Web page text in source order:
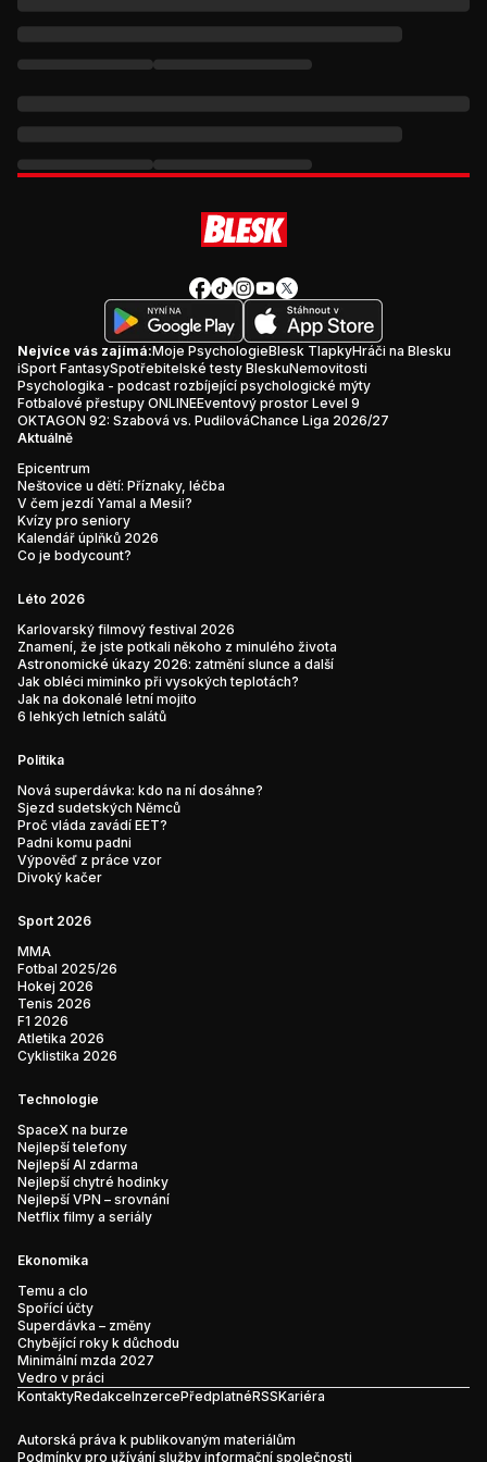
Nejvíce vás zajímá:Moje PsychologieBlesk TlapkyHráči na Blesku
iSport FantasySpotřebitelské testy BleskuNemovitosti
Psychologika - podcast rozbíjející psychologické mýty
Fotbalové přestupy ONLINEEventový prostor Level 9
OKTAGON 92: Szabová vs. PudilováChance Liga 2026/27
Aktuálně
Epicentrum
Neštovice u dětí: Příznaky, léčba
V čem jezdí Yamal a Mesii?
Kvízy pro seniory
Kalendář úplňků 2026
Co je bodycount?
Léto 2026
Karlovarský filmový festival 2026
Znamení, že jste potkali někoho z minulého života
Astronomické úkazy 2026: zatmění slunce a další
Jak obléci miminko při vysokých teplotách?
Jak na dokonalé letní mojito
6 lehkých letních salátů
Politika
Nová superdávka: kdo na ní dosáhne?
Sjezd sudetských Němců
Proč vláda zavádí EET?
Padni komu padni
Výpověď z práce vzor
Divoký kačer
Sport 2026
MMA
Fotbal 2025/26
Hokej 2026
Tenis 2026
F1 2026
Atletika 2026
Cyklistika 2026
Technologie
SpaceX na burze
Nejlepší telefony
Nejlepší AI zdarma
Nejlepší chytré hodinky
Nejlepší VPN – srovnání
Netflix filmy a seriály
Ekonomika
Temu a clo
Spořící účty
Superdávka – změny
Chybějící roky k důchodu
Minimální mzda 2027
Vedro v práci
KontaktyRedakceInzercePředplatnéRSSKariéra
Autorská práva k publikovaným materiálům
Podmínky pro užívání služby informační společnosti